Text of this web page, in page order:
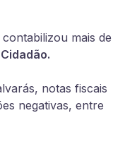
mais de
notas fiscais
negativas, entre